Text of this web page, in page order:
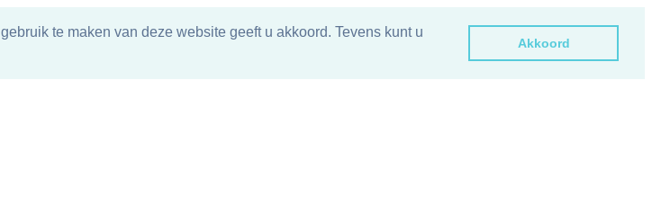
te maken van deze website geeft u akkoord. Tevens kunt u
Akkoord